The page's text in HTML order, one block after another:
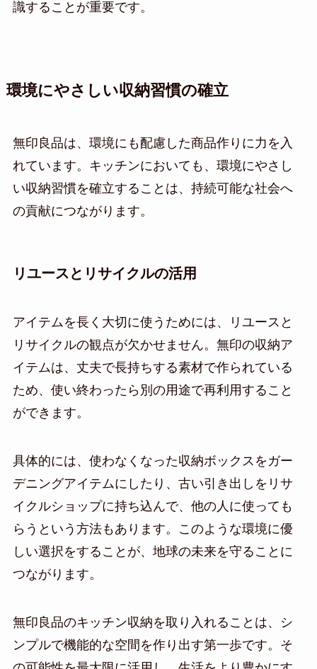
識することが重要です。
環境にやさしい収納習慣の確立
無印良品は、環境にも配慮した商品作りに力を入
れています。キッチンにおいても、環境にやさし
い収納習慣を確立することは、持続可能な社会へ
の貢献につながります。
リユースとリサイクルの活用
アイテムを長く大切に使うためには、リユースと
リサイクルの観点が欠かせません。無印の収納ア
イテムは、丈夫で長持ちする素材で作られている
ため、使い終わったら別の用途で再利用すること
ができます。
具体的には、使わなくなった収納ボックスをガー
デニングアイテムにしたり、古い引き出しをリサ
イクルショップに持ち込んで、他の人に使っても
らうという方法もあります。このような環境に優
しい選択をすることが、地球の未来を守ることに
つながります。
無印良品のキッチン収納を取り入れることは、シ
ンプルで機能的な空間を作り出す第一歩です。そ